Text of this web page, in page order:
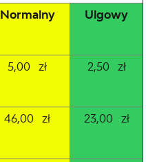
Normalny Ulgowy
5,00 zł 2,50 zł
46,00 zł 23,00 zł